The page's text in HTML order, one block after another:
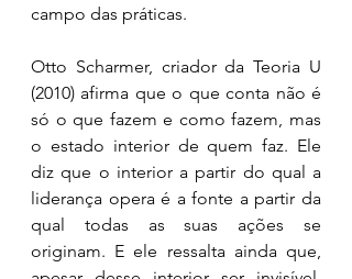
campo das práticas.
Otto Scharmer, criador da Teoria U
(2010) afirma que o que conta não é
só o que fazem e como fazem, mas
o estado interior de quem faz. Ele
diz que o interior a partir do qual a
liderança opera é a fonte a partir da
qual todas as suas ações se
originam. E ele ressalta ainda que,